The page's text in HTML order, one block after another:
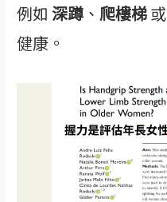
例如深蹲 、 爬樓梯
健康。